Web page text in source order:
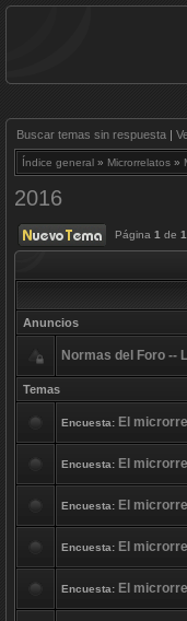
Buscar temas sin respuesta |
Índice general » Microrrelatos »
2016
Página 1 de 1
Anuncios
Normas del Foro --
Temas
Encuesta: El
Encuesta: El
Encuesta: El
Encuesta: El
Encuesta: El